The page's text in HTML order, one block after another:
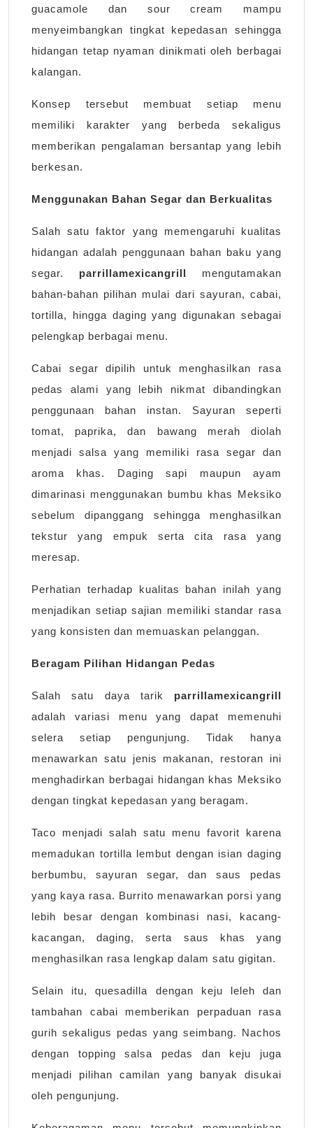
guacamole dan sour cream mampu
menyeimbangkan tingkat kepedasan sehingga
hidangan tetap nyaman dinikmati oleh berbagai
kalangan.
Konsep tersebut membuat setiap menu
memiliki karakter yang berbeda sekaligus
memberikan pengalaman bersantap yang lebih
berkesan.
Menggunakan Bahan Segar dan Berkualitas
Salah satu faktor yang memengaruhi kualitas
hidangan adalah penggunaan bahan baku yang
segar. parrillamexicangrill
mengutamakan
bahan-bahan pilihan mulai dari sayuran, cabai,
tortilla, hingga daging yang digunakan sebagai
pelengkap berbagai menu.
Cabai segar dipilih untuk menghasilkan rasa
pedas alami yang lebih nikmat dibandingkan
penggunaan bahan instan. Sayuran seperti
tomat, paprika, dan bawang merah diolah
menjadi salsa yang memiliki rasa segar dan
aroma khas. Daging sapi maupun ayam
dimarinasi menggunakan bumbu khas Meksiko
sebelum dipanggang sehingga menghasilkan
tekstur yang empuk serta cita rasa yang
meresap.
Perhatian terhadap kualitas bahan inilah yang
menjadikan setiap sajian memiliki standar rasa
yang konsisten dan memuaskan pelanggan.
Beragam Pilihan Hidangan Pedas
Salah satu daya tarik parrillamexicangrill
adalah variasi menu yang dapat memenuhi
selera setiap pengunjung. Tidak hanya
menawarkan satu jenis makanan, restoran ini
menghadirkan berbagai hidangan khas Meksiko
dengan tingkat kepedasan yang beragam.
Taco menjadi salah satu menu favorit karena
memadukan tortilla lembut dengan isian daging
berbumbu, sayuran segar, dan saus pedas
yang kaya rasa. Burrito menawarkan porsi yang
lebih besar dengan kombinasi nasi, kacang-
kacangan, daging, serta saus khas yang
menghasilkan rasa lengkap dalam satu gigitan.
Selain itu, quesadilla dengan keju leleh dan
tambahan cabai memberikan perpaduan rasa
gurih sekaligus pedas yang seimbang. Nachos
dengan topping salsa pedas dan keju juga
menjadi pilihan camilan yang banyak disukai
oleh pengunjung.